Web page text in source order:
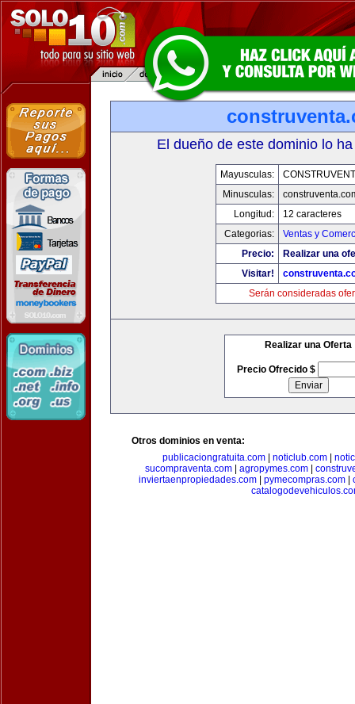
El dueño de este dominio lo
Mayusculas:
Minusculas:
Longitud:
12 caracteres
Categorias:
Ventas y
Precio:
Realizar una
Visitar!
Serán consideradas
Realizar una Oferta
Precio Ofrecido $
Otros dominios en venta:
publicaciongratuita.com| noticlub.com|
sucompraventa.com
agropymes.com
inviertaenpropiedades.com| pymecompras.com|